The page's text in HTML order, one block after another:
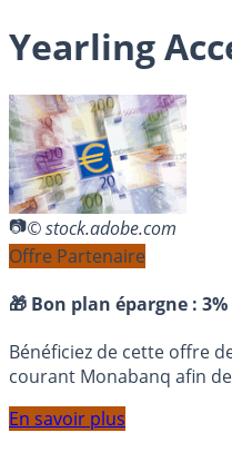
Yearling
© stock.adobe.com
Offre Partenaire
🎁 Bon plan épargne :
Bénéficiez de cette offre
courant Monabanq afin
En savoir plus